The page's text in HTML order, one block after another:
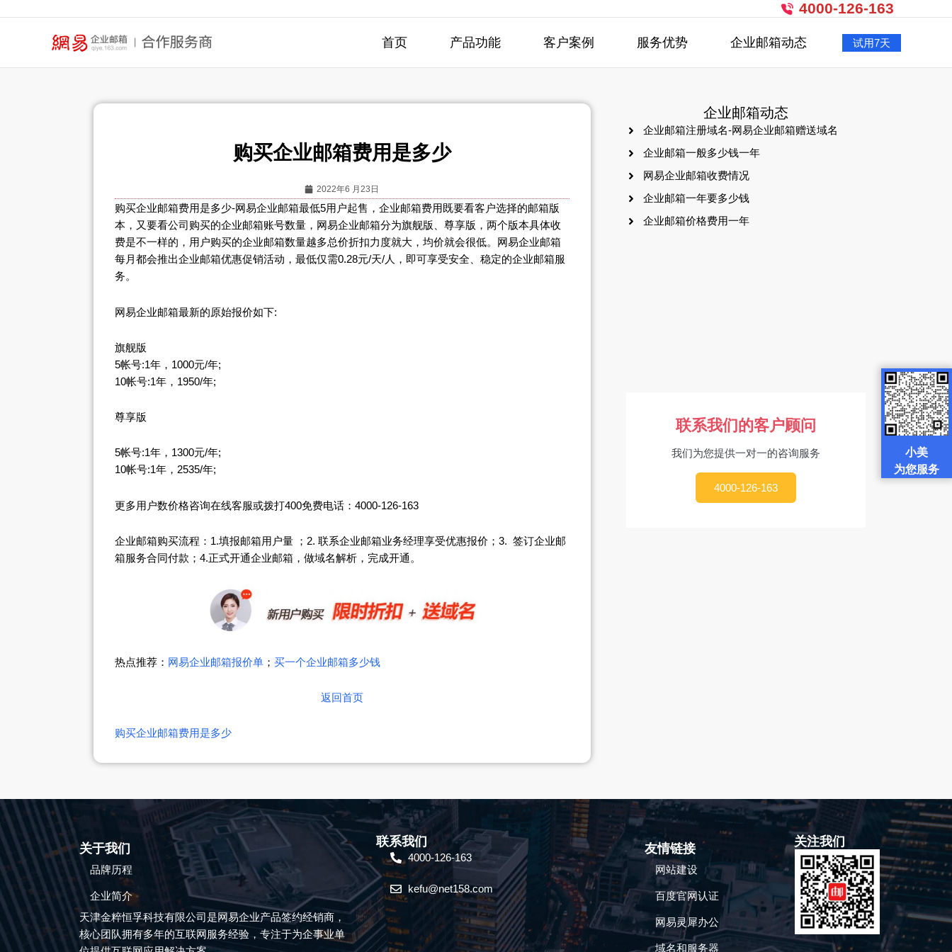
4000-126-163
首页 产品功能 客户案例 服务优势 企业邮箱动态 试用7天
购买企业邮箱费用是多少
2022年6 月23日
购买企业邮箱费用是多少-网易企业邮箱最低5用户起售，企业邮箱费用既要看客户选择的邮箱版
本，又要看公司购买的企业邮箱账号数量，网易企业邮箱分为旗舰版、尊享版，两个版本具体收
费是不一样的，用户购买的企业邮箱数量越多总价折扣力度就大，均价就会很低。网易企业邮箱
每月都会推出企业邮箱优惠促销活动，最低仅需0.28元/天/人，即可享受安全、稳定的企业邮箱服
务。
网易企业邮箱最新的原始报价如下:
旗舰版
5帐号:1年，1000元/年;
10帐号:1年，1950/年;
尊享版
5帐号:1年，1300元/年;
10帐号:1年，2535/年;
更多用户数价格咨询在线客服或拨打400免费电话：4000-126-163
企业邮箱购买流程：1.填报邮箱用户量 ；2. 联系企业邮箱业务经理享受优惠报价；3. 签订企业邮
箱服务合同付款；4.正式开通企业邮箱，做域名解析，完成开通。
热点推荐： 网易企业邮箱报价单 ； 买一个企业邮箱多少钱
返回首页
购买企业邮箱费用是多少
企业邮箱动态
企业邮箱注册域名-网易企业邮箱赠送域名
企业邮箱一般多少钱一年
网易企业邮箱收费情况
企业邮箱一年要多少钱
企业邮箱价格费用一年
联系我们的客户顾问
我们为您提供一对一的咨询服务
4000-126-163
关于我们
品牌历程
企业简介
天津金粹恒孚科技有限公司是网易企业产品签约经销商，
核心团队拥有多年的互联网服务经验，专注于为企事业单
小美
为您服务
联系我们
4000-126-163
kefu@net158.com
友情链接
网站建设
百度官网认证
网易灵犀办公
域名和服务器
关注我们